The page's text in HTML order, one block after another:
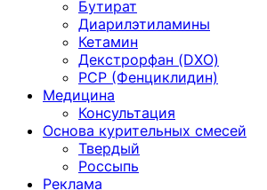
Бутират
Диарилэтиламины
Кетамин
Декстрорфан (DXO)
PCP (Фенциклидин)
Медицина
Консультация
Основа курительных смесей
Твердый
Россыпь
Реклама